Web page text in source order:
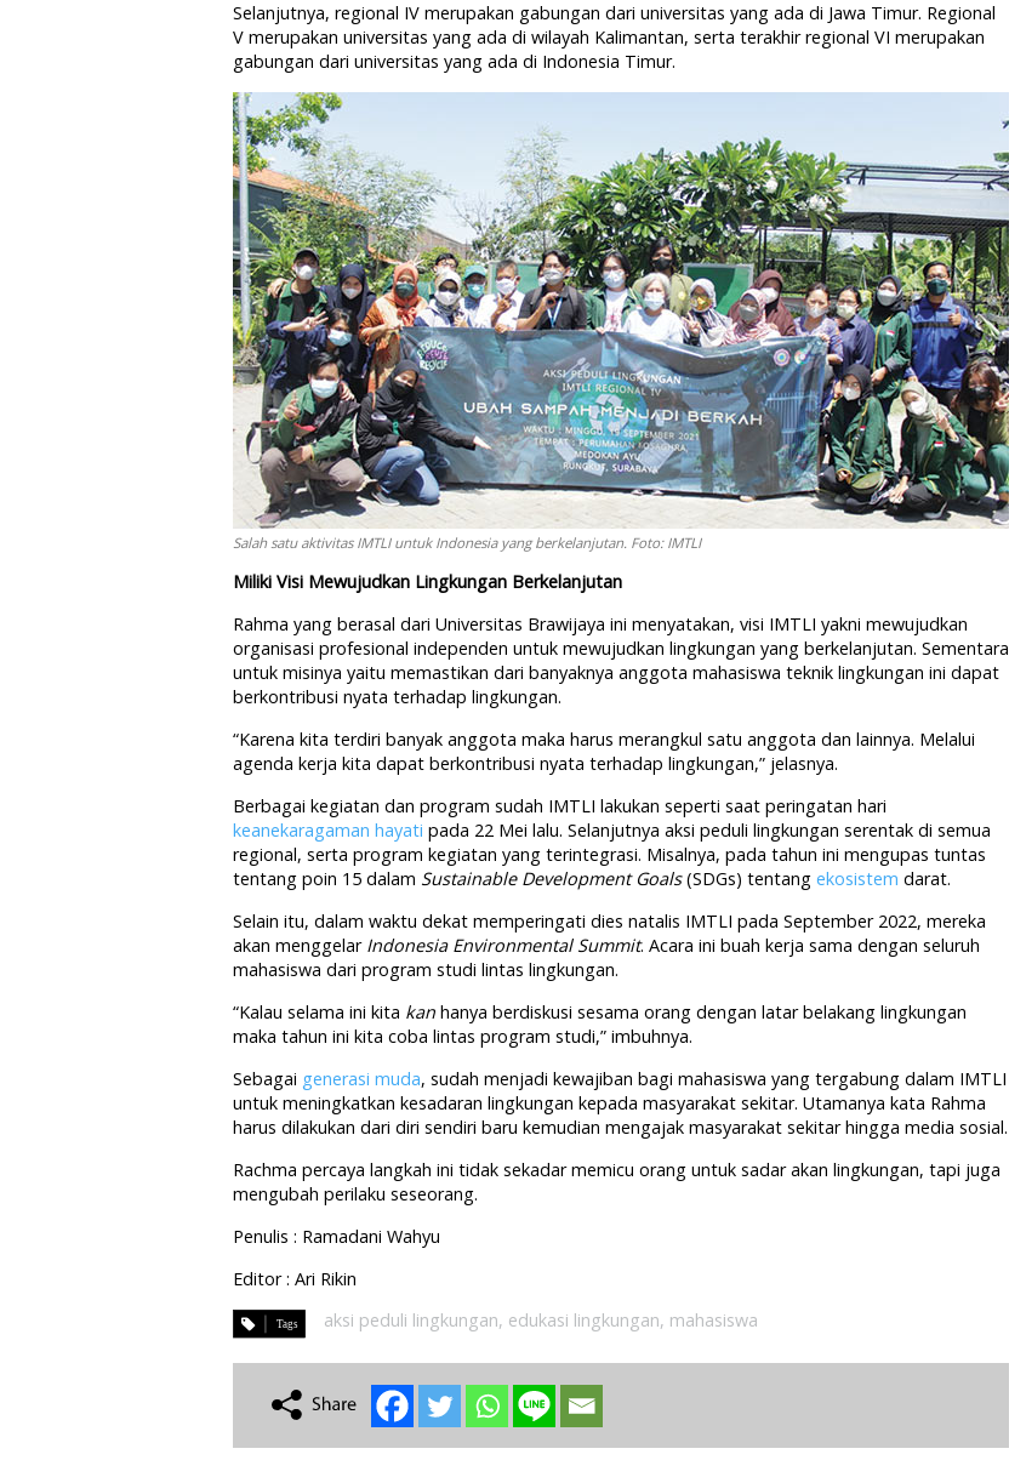
Selanjutnya, regional IV merupakan gabungan dari universitas yang ada di Jawa Timur. Regional
V merupakan universitas yang ada di wilayah Kalimantan, serta terakhir regional VI merupakan
gabungan dari universitas yang ada di Indonesia Timur.
Salah satu aktivitas IMTLI untuk Indonesia yang berkelanjutan. Foto: IMTLI
Miliki Visi Mewujudkan Lingkungan Berkelanjutan
Rahma yang berasal dari Universitas Brawijaya ini menyatakan, visi IMTLI yakni mewujudkan
organisasi profesional independen untuk mewujudkan lingkungan yang berkelanjutan. Sementara
untuk misinya yaitu memastikan dari banyaknya anggota mahasiswa teknik lingkungan ini dapat
berkontribusi nyata terhadap lingkungan.
“Karena kita terdiri banyak anggota maka harus merangkul satu anggota dan lainnya. Melalui
agenda kerja kita dapat berkontribusi nyata terhadap lingkungan,” jelasnya.
Berbagai kegiatan dan program sudah IMTLI lakukan seperti saat peringatan hari
keanekaragaman hayati pada 22 Mei lalu. Selanjutnya aksi peduli lingkungan serentak di semua
regional, serta program kegiatan yang terintegrasi. Misalnya, pada tahun ini mengupas tuntas
tentang poin 15 dalam Sustainable Development Goals(SDGs) tentang ekosistem darat.
Selain itu, dalam waktu dekat memperingati dies natalis IMTLI pada September 2022, mereka
akan menggelar Indonesia Environmental Summit. Acara ini buah kerja sama dengan seluruh
mahasiswa dari program studi lintas lingkungan.
“Kalau selama ini kita kan hanya berdiskusi sesama orang dengan latar belakang lingkungan
maka tahun ini kita coba lintas program studi,” imbuhnya.
Sebagai generasi muda, sudah menjadi kewajiban bagi mahasiswa yang tergabung dalam IMTLI
untuk meningkatkan kesadaran lingkungan kepada masyarakat sekitar. Utamanya kata Rahma
harus dilakukan dari diri sendiri baru kemudian mengajak masyarakat sekitar hingga media sosial.
Rachma percaya langkah ini tidak sekadar memicu orang untuk sadar akan lingkungan, tapi juga
mengubah perilaku seseorang.
Penulis : Ramadani Wahyu
Editor : Ari Rikin
aksi peduli lingkungan, edukasi lingkungan, mahasiswa